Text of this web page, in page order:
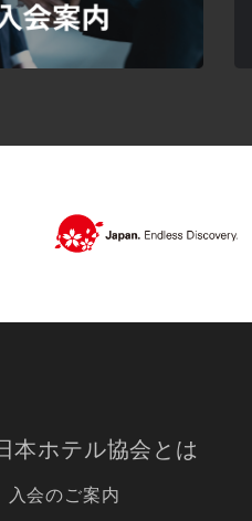
本ホテル協会とは
入会のご案内